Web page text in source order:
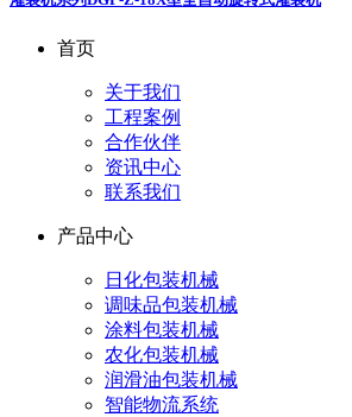
首页
关于我们
工程案例
合作伙伴
资讯中心
联系我们
产品中心
日化包装机械
调味品包装机械
涂料包装机械
农化包装机械
润滑油包装机械
智能物流系统